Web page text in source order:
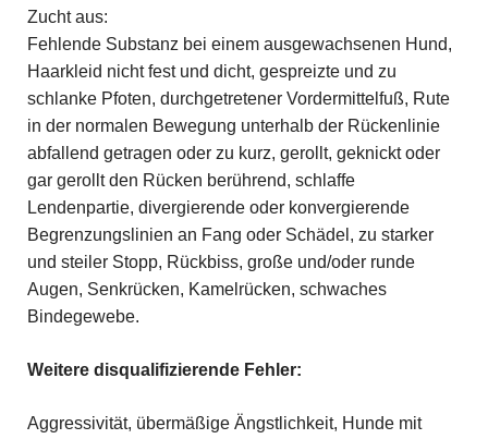
Zucht aus:
Fehlende Substanz bei einem ausgewachsenen Hund,
Haarkleid nicht fest und dicht, gespreizte und zu
schlanke Pfoten, durchgetretener Vordermittelfuß, Rute
in der normalen Bewegung unterhalb der Rückenlinie
abfallend getragen oder zu kurz, gerollt, geknickt oder
gar gerollt den Rücken berührend, schlaffe
Lendenpartie, divergierende oder konvergierende
Begrenzungslinien an Fang oder Schädel, zu starker
und steiler Stopp, Rückbiss, große und/oder runde
Augen, Senkrücken, Kamelrücken, schwaches
Bindegewebe.
Weitere disqualifizierende Fehler:
Aggressivität, übermäßige Ängstlichkeit, Hunde mit